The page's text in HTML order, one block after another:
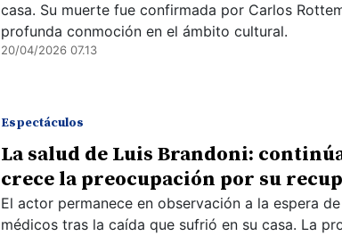
casa. Su muerte fue confirmada por Carlos
profunda conmoción en el ámbito cultural.
20/04/2026 07.13
Espectáculos
La salud de Luis Brandoni:
crece la preocupación por su
El actor permanece en observación a la espera
médicos tras la caída que sufrió en su casa. La